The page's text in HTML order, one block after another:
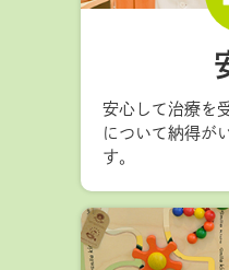
安心して治療を
について納得が
す。